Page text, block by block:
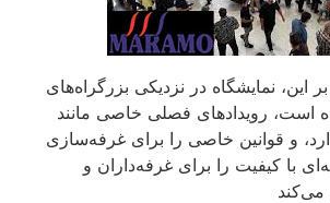
این، نمایشگاه در نزدیکی بزرگراه‌های
است، رویدادهای فصلی خاصی مانند
و قوانین خاصی را برای غرفه‌سازی
با کیفیت را برای غرفه‌داران و
می‌کند